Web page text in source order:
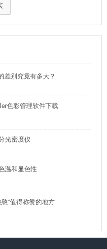
差别究竟有多大？
色彩管理软件下载
光密度仪
温和显色性
”值得称赞的地方